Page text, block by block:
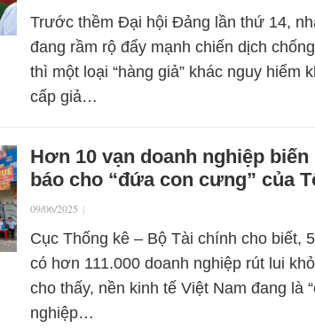
Trước thềm Đại hội Đảng lần thứ 14,
đang rầm rộ đẩy mạnh chiến dịch
thì một loại “hàng giả” khác nguy hiểm
cấp giả…
Hơn 10 vạn doanh nghiệp
báo cho “đứa con cưng” của
09/06/2025 |
Cục Thống kê – Bộ Tài chính cho biết,
có hơn 111.000 doanh nghiệp rút lui
cho thấy, nền kinh tế Việt Nam đang là
nghiệp…